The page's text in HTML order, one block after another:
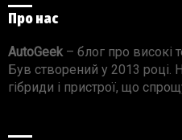
Про нас
AutoGeek– блог про високі
Був створений у 2013 році.
гібриди і пристрої, що